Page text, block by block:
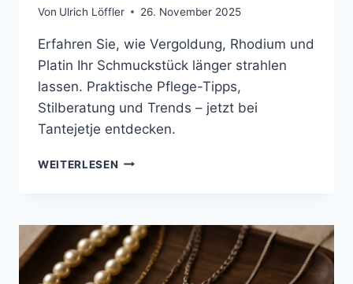
Von Ulrich Löffler 26. November 2025
Erfahren Sie, wie Vergoldung, Rhodium und
Platin Ihr Schmuckstück länger strahlen
lassen. Praktische Pflege-Tipps,
Stilberatung und Trends – jetzt bei
Tantejetje entdecken.
WEITERLESEN VERGOLDUNG,
SCHMUCKOBERFLÄCHEN
BEI
TANTEJETJE